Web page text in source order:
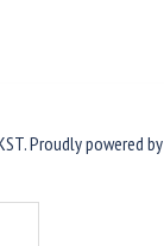
Proudly powered by